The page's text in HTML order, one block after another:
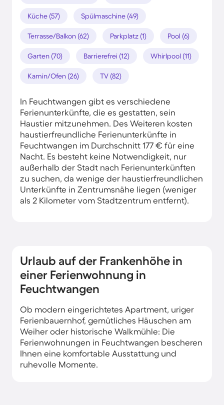
Küche (57) Spülmaschine (49)
Terrasse/Balkon (62) Parkplatz (1) Pool (6)
Garten (70) Barrierefrei (12) Whirlpool (11)
Kamin/Ofen (26) TV (82)
In Feuchtwangen gibt es verschiedene
Ferienunterkünfte, die es gestatten, sein
Haustier mitzunehmen. Des Weiteren kosten
haustierfreundliche Ferienunterkünfte in
Feuchtwangen im Durchschnitt 177 € für eine
Nacht. Es besteht keine Notwendigkeit, nur
außerhalb der Stadt nach Ferienunterkünften
zu suchen, da wenige der haustierfreundlichen
Unterkünfte in Zentrumsnähe liegen (weniger
als 2 Kilometer vom Stadtzentrum entfernt).
Urlaub auf der Frankenhöhe in
einer Ferienwohnung in
Feuchtwangen
Ob modern eingerichtetes Apartment, uriger
Ferienbauernhof, gemütliches Häuschen am
Weiher oder historische Walkmühle: Die
Ferienwohnungen in Feuchtwangen bescheren
Ihnen eine komfortable Ausstattung und
ruhevolle Momente.